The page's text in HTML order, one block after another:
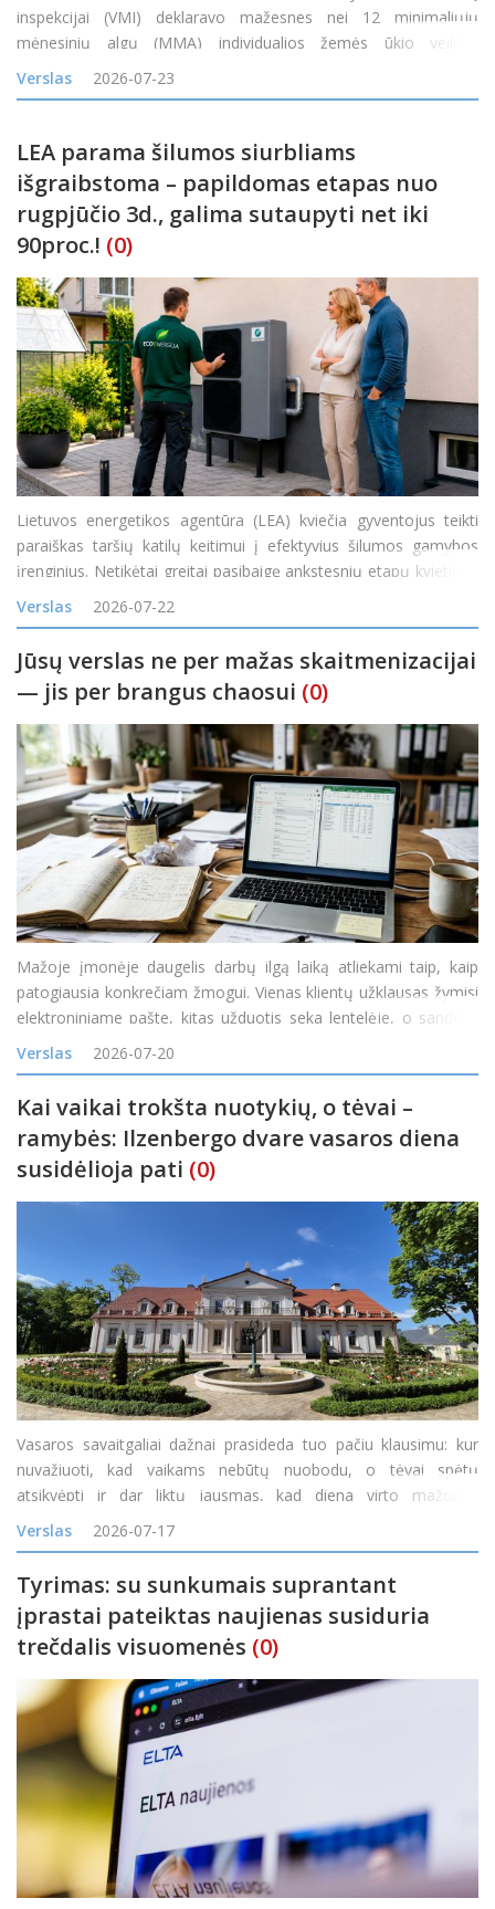
inspekcijai (VMI) deklaravo mažesnes nei 12 minimaliųjų
mėnesinių algų (MMA) individualios žemės ūkio veiklos
apmokestinamąsias pajamas arba jų visai neturėjo, tačiau gavo
tam tikrų neapmokestinamųjų pajamų, nuo 2026 m. liepos 1 d.
Verslas 2026-07-23
LEA parama šilumos siurbliams
išgraibstoma – papildomas etapas nuo
rugpjūčio 3d., galima sutaupyti net iki
90proc.! (0)
Lietuvos energetikos agentūra (LEA) kviečia gyventojus teikti
paraiškas taršių katilų keitimui į efektyvius šilumos gamybos
įrenginius. Netikėtai greitai pasibaigę ankstesnių etapų kvietimai
rodo itin didelį gyventojų susidomėjimą naujais ir efektyviais
šilumos siurbliais
Verslas 2026-07-22
Jūsų verslas ne per mažas skaitmenizacijai
— jis per brangus chaosui (0)
Mažoje įmonėje daugelis darbų ilgą laiką atliekami taip, kaip
patogiausia konkrečiam žmogui. Vienas klientų užklausas žymisi
elektroniniame pašte, kitas užduotis seka lentelėje, o sandėlio
likučiai tikrinami telefonu paklausus kolegos. Kol užsakymų
nedaug, toks veiklos būdas gali atrodyti pak
Verslas 2026-07-20
Kai vaikai trokšta nuotykių, o tėvai –
ramybės: Ilzenbergo dvare vasaros diena
susidėlioja pati (0)
Vasaros savaitgaliai dažnai prasideda tuo pačiu klausimu: kur
nuvažiuoti, kad vaikams nebūtų nuobodu, o tėvai spėtų
atsikvėpti ir dar liktų jausmas, kad diena virto mažomis
atostogomis? Vienas tokių maršrutų veda į Ilzenbergo dvarą
Rokiškio rajone. Čia diena gali prasidėti šimta
Verslas 2026-07-17
Tyrimas: su sunkumais suprantant
įprastai pateiktas naujienas susiduria
trečdalis visuomenės (0)